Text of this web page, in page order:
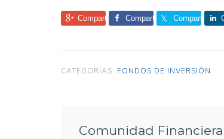
Comparte Comparte Comparte
CATEGORÍAS: FONDOS DE INVERSIÓN
Comunidad Financiera